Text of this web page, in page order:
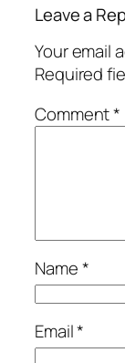
Leave a
Your email
Required
Comment*
Name*
Email*